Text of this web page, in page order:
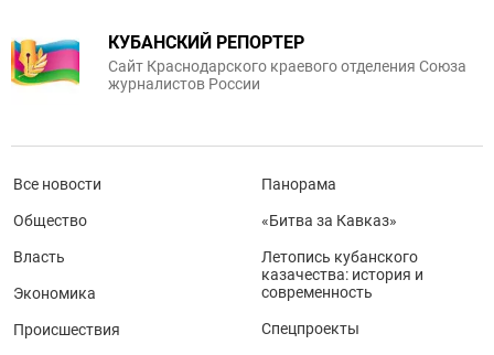
КУБАНСКИЙ РЕПОРТЕР
Сайт Краснодарского краевого отделения Союза
журналистов России
Все новости
Общество
Власть
Экономика
Происшествия
Панорама
«Битва за Кавказ»
Летопись кубанского
казачества: история и
современность
Спецпроекты